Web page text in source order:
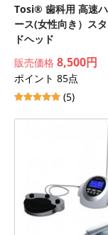
Tosi® 歯科用 高速
ース(女性向き）ス
ドヘッド
販売価格 8,500円
ポイント 85点
(5)